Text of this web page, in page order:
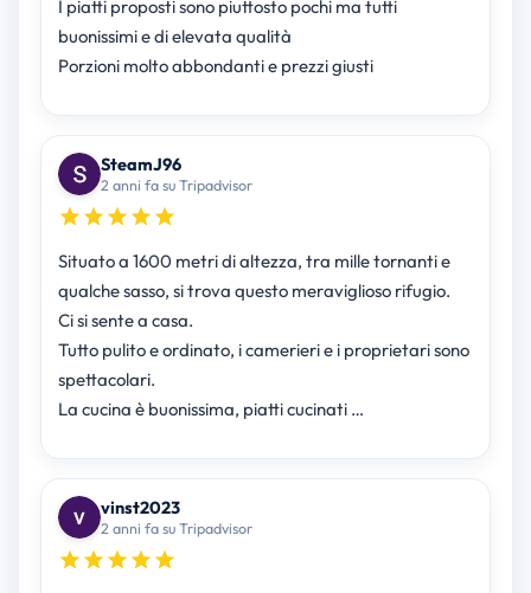
I piatti proposti sono piuttosto pochi ma tutti
buonissimi e di elevata qualità
Porzioni molto abbondanti e prezzi giusti
SteamJ96
2 anni fa su Tripadvisor
Situato a 1600 metri di altezza, tra mille tornanti e
qualche sasso, si trova questo meraviglioso rifugio.
Ci si sente a casa.
Tutto pulito e ordinato, i camerieri e i proprietari sono
spettacolari.
La cucina è buonissima, piatti cucinati …
vinst2023
2 anni fa su Tripadvisor